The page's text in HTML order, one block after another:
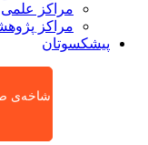
مراکز علمی
مراکز
پیشکسوتان
شاخه‌ی